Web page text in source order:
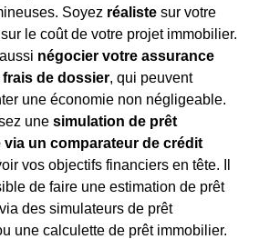
Soyez réaliste sur votre
le coût de votre projet immobilier.
négocier votre assurance
de dossier, qui peuvent
une économie non négligeable.
une simulation de prêt
un comparateur de crédit
vos objectifs financiers en tête. Il
de faire une estimation de prêt
des simulateurs de prêt
une calculette de prêt immobilier.